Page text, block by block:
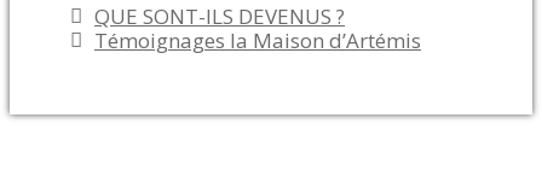
QUE SONT-ILS DEVENUS ?
Témoignages la Maison d’Artémis